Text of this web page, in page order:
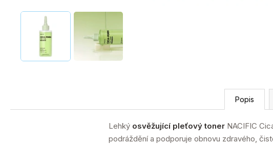
Popis
Lehký osvěžující pleťový toner NACIFIC
podráždění a podporuje obnovu zdravého,